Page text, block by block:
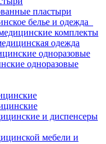
пластыри
белье и одежда
комплекты
одежда
одноразовые
одноразовые
и диспенсеры
мебели и